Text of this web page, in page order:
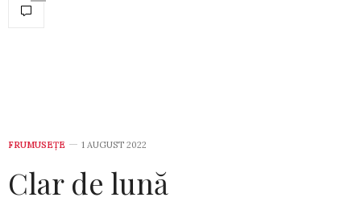
FRUMUSEȚE 1 AUGUST 2022
Clar de lună